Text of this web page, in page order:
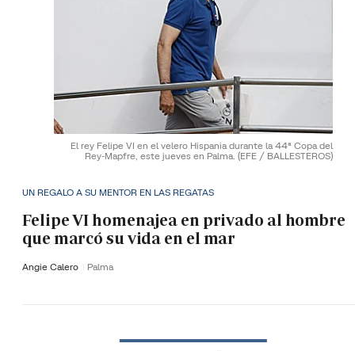
El rey Felipe VI en el velero Hispania durante la 44ª Copa del
Rey-Mapfre, este jueves en Palma. (EFE / BALLESTEROS)
UN REGALO A SU MENTOR EN LAS REGATAS
Felipe VI homenajea en privado al hombre
que marcó su vida en el mar
Angie Calero Palma